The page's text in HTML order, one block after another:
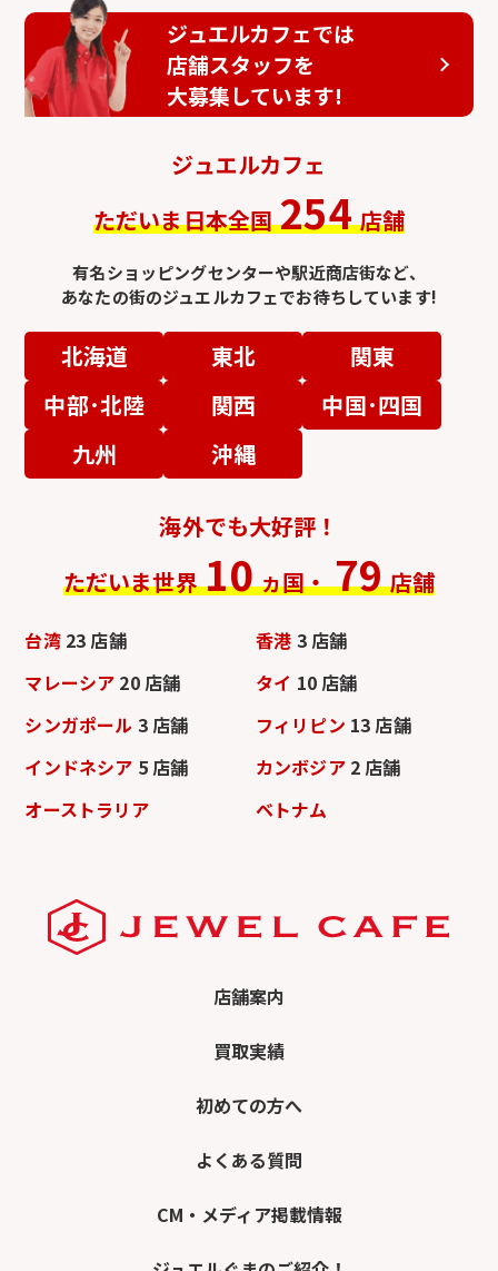
ジュエルカフェでは
店舗スタッフを
大募集しています!
ジュエルカフェ
ただいま日本全国 254 店舗
有名ショッピングセンターや駅近商店街など、
あなたの街のジュエルカフェでお待ちしています!
北海道 東北
関東
中部･北陸
関西
中国･四国
九州
沖縄
海外でも大好評！
ただいま世界 10 ヵ国・ 79 店舗
台湾 23 店舗 香港 3 店舗
マレーシア 20 店舗 タイ 10 店舗
シンガポール 3 店舗 フィリピン 13 店舗
インドネシア 5 店舗 カンボジア 2 店舗
オーストラリア
ベトナム
店舗案内
買取実績
初めての方へ
よくある質問
CM・メディア掲載情報